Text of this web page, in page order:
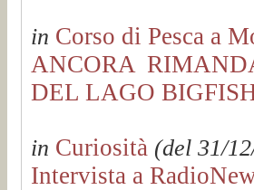
in Corso di Pesca a
ANCORA
DEL LAGO
in Curiosità (del 31/
Intervista a